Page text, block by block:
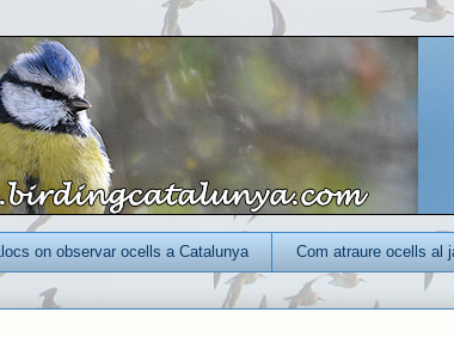
Llocs on observar ocells a Catalunya Com atraure ocells al